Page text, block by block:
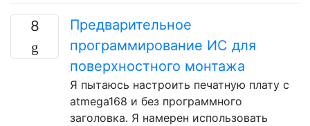
8
Предварительное
программирование ИС для
поверхностного монтажа
Я пытаюсь настроить печатную плату с
atmega168 и без программного
заголовка. Я намерен использовать